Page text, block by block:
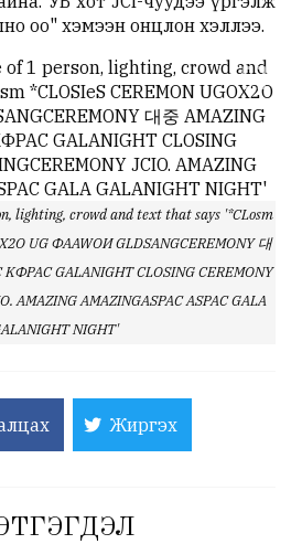
оо" хэмээн онцлон хэллээ.
lighting, crowd and text that says '*CLosm
UG ФAAWOИ GLDSANGCEREMONY 대
KФPAC GALANIGHT CLOSING CEREMONY
AMAZING AMAZINGASPAC ASPAC GALA
NIGHT'
Жиргэх